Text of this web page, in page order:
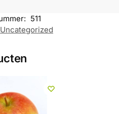
511
Uncategorized